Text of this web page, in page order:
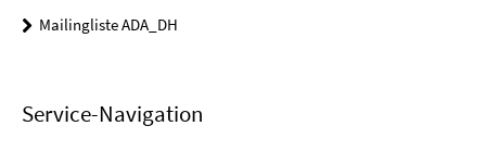
Mailingliste ADA_DH
Service-Navigation